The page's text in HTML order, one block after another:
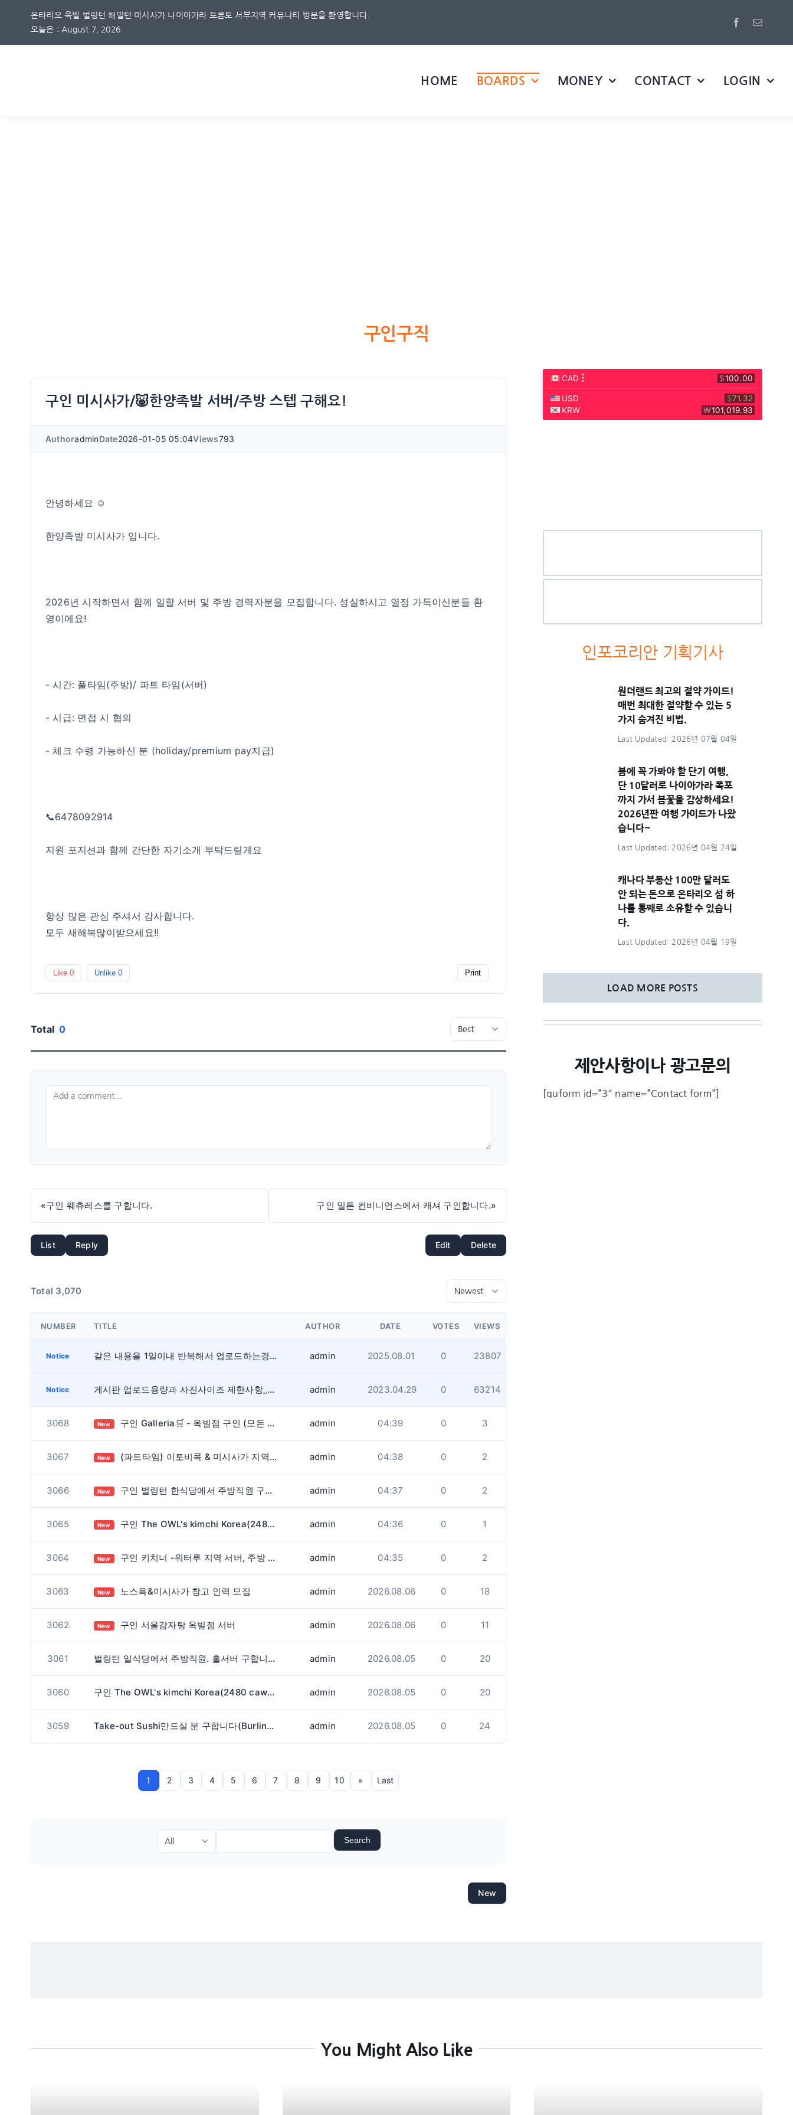
온타리오 옥빌 벌링턴 해밀턴 미시사가 나이아가라 토론토 서부지역 커뮤니티 방문을 환영합니다.
오늘은 : August 7, 2026
HOME BOARDS MONEY CONTACT LOGIN
구인구직
구인 미시사가/🐷한양족발 서버/주방 스텝 구해요!
AuthoradminDate2026-01-05 05:04Views793
안녕하세요 ☺️
한양족발 미시사가 입니다.
2026년 시작하면서 함께 일할 서버 및 주방 경력자분을 모집합니다. 성실하시고 열정 가득이신분들 환
영이에요!
- 시간: 풀타임(주방)/ 파트 타임(서버)
- 시급: 면접 시 협의
- 체크 수령 가능하신 분 (holiday/premium pay지급)
📞6478092914
지원 포지션과 함께 간단한 자기소개 부탁드릴게요
항상 많은 관심 주셔서 감사합니다.
모두 새해복많이받으세요!!
Like 0 Unlike0 Print
Total 0
«구인 웨츄레스를 구합니다. 구인 밀튼 컨비니언스에서 캐셔 구인합니다.»
List Reply Edit Delete
Total 3,070
NUMBER TITLE AUTHOR DATE VOTES VIEWS
Notice 같은 내용을 1일이내 반복해서 업로드하는경우 게시글 작성을 금지합니다.(내용무) admin 2025.08.01 0 23807
Notice 게시판 업로드용량과 사진사이즈 제한사항_업데이트 admin 2023.04.29 0 63214
3068 New 구인 Galleria🛒 - 옥빌점 구인 (모든 부서) admin 04:39 0 3
3067 New (파트타임) 이토비콕 & 미시사가 지역 스시 배달하실 분 구합니다. / 오전시간 admin 04:38 0 2
3066 New 구인 벌링턴 한식당에서 주방직원 구합니다. admin 04:37 0 2
3065 New 구인 The OWL's kimchi Korea(2480 cawthra rd)에서 함께 근무하실 풀타임 생산직원 구인합니다. admin 04:36 0 1
3064 New 구인 키치너 -워터루 지역 서버, 주방 구인합니다. admin 04:35 0 2
3063 New 노스욕&미시사가 창고 인력 모집 admin 2026.08.06 0 18
3062 New 구인 서울감자탕 옥빌점 서버 admin 2026.08.06 0 11
3061 벌링턴 일식당에서 주방직원. 홀서버 구합니다. admin 2026.08.05 0 20
3060 구인 The OWL's kimchi Korea(2480 cawthra rd)에서 함께 근무하실 풀타임 생산직원 구인합니다. admin 2026.08.05 0 20
3059 Take-out Sushi만드실 분 구합니다(Burlington) admin 2026.08.05 0 24
1 2 3 4 5 6 7 8 9 10 » Last
Search
New
인포코리안 기획기사
원더랜드 최고의 절약 가이드!
매번 최대한 절약할 수 있는 5
가지 숨겨진 비법.
Last Updated: 2026년 07월 04일
봄에 꼭 가봐야 할 단기 여행,
단 10달러로 나이아가라 폭포
까지 가서 봄꽃을 감상하세요!
2026년판 여행 가이드가 나왔
습니다~
Last Updated: 2026년 04월 24일
캐나다 부동산 100만 달러도
안 되는 돈으로 온타리오 섬 하
나를 통째로 소유할 수 있습니
다.
Last Updated: 2026년 04월 19일
LOAD MORE POSTS
제안사항이나 광고문의
[quform id=”3″ name=”Contact form”]
You Might Also Like